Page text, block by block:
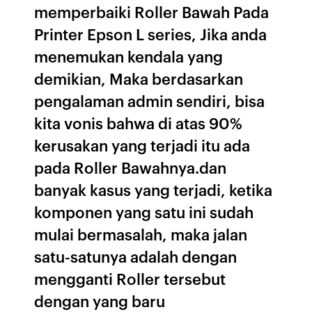
memperbaiki Roller Bawah Pada
Printer Epson L series, Jika anda
menemukan kendala yang
demikian, Maka berdasarkan
pengalaman admin sendiri, bisa
kita vonis bahwa di atas 90%
kerusakan yang terjadi itu ada
pada Roller Bawahnya.dan
banyak kasus yang terjadi, ketika
komponen yang satu ini sudah
mulai bermasalah, maka jalan
satu-satunya adalah dengan
mengganti Roller tersebut
dengan yang baru